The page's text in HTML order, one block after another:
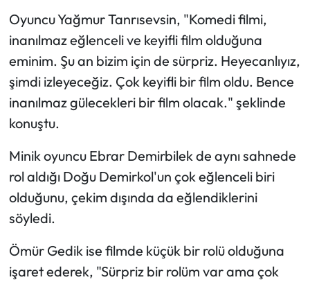
Oyuncu Yağmur Tanrısevsin, "Komedi filmi,
inanılmaz eğlenceli ve keyifli film olduğuna
eminim. Şu an bizim için de sürpriz. Heyecanlıyız,
şimdi izleyeceğiz. Çok keyifli bir film oldu. Bence
inanılmaz gülecekleri bir film olacak." şeklinde
konuştu.
Minik oyuncu Ebrar Demirbilek de aynı sahnede
rol aldığı Doğu Demirkol'un çok eğlenceli biri
olduğunu, çekim dışında da eğlendiklerini
söyledi.
Ömür Gedik ise filmde küçük bir rolü olduğuna
işaret ederek, "Sürpriz bir rolüm var ama çok